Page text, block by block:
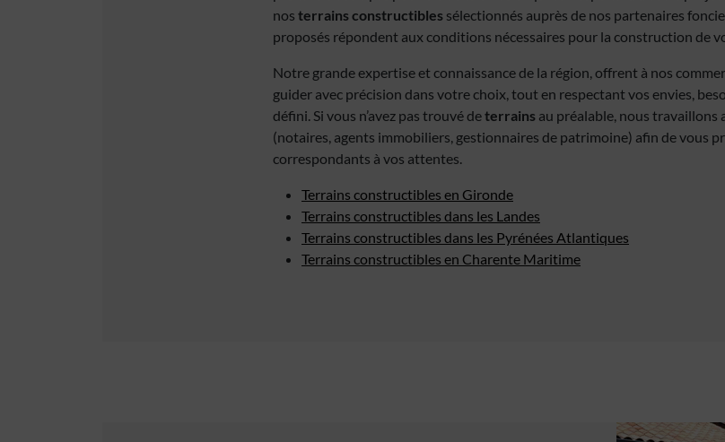
nos terrains constructibles sélectionnés auprès de nos partenaires
proposés répondent aux conditions nécessaires pour la construction de
Notre grande expertise et connaissance de la région, offrent à nos
guider avec précision dans votre choix, tout en respectant vos envies,
défini. Si vous n’avez pas trouvé deterrains au préalable, nous travaillons
(notaires, agents immobiliers, gestionnaires de patrimoine) afin de vous
correspondants à vos attentes.
Terrains constructibles en Gironde
Terrains constructibles dans les Landes
Terrains constructibles dans les Pyrénées Atlantiques
Terrains constructibles en Charente Maritime